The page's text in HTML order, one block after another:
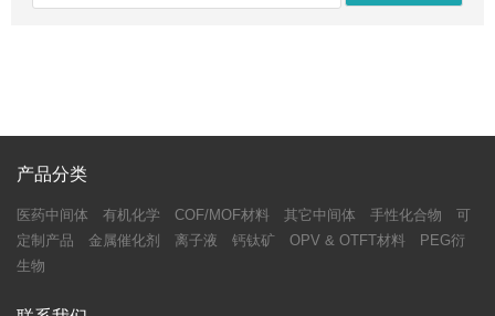
产品分类
医药中间体 有机化学 COF/MOF材料 其它中间体 手性化合物
可
定制产品
金属催化剂 离子液 钙钛矿 OPV & OTFT材料
PEG衍
生物